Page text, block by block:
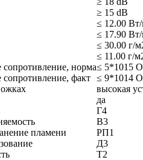
≥ 15 dB
≤ 12.00
≤ 17.90
≤ 30.00 г/
≤ 11.00 г/
сопротивление, норма≤ 5*1015
сопротивление, факт ≤ 9*1014
высокая
да
Г4
В3
пламени
РП1
Д3
Т2